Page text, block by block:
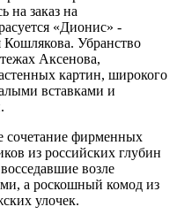
на заказ на
«Дионис» -
Кошлякова. Убранство
Аксенова,
картин, широкого
вставками и
сочетание фирменных
из российских глубин
возле
а роскошный комод из
улочек.